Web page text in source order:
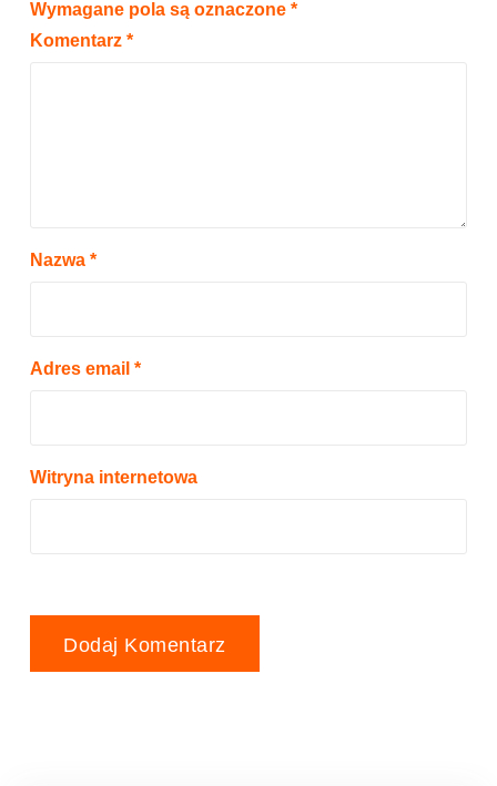
Wymagane pola są oznaczone *
Komentarz *
Nazwa *
Adres email *
Witryna internetowa